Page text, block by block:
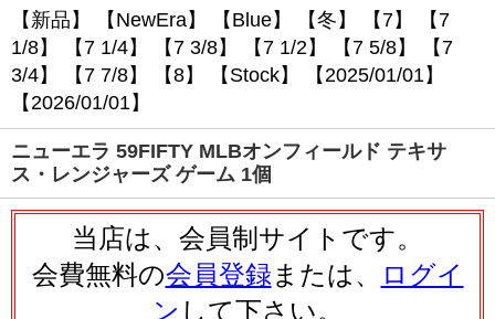
【新品】 【NewEra】 【Blue】 【冬】 【7】
【7
1/8】
【7 1/4】 【7 3/8】 【7 1/2】 【7 5/8】
【7
3/4】
【7 7/8】 【8】 【Stock】
【2025/01/01】
【2026/01/01】
ニューエラ 59FIFTY MLBオンフィールド テキサ
ス・レンジャーズ ゲーム 1個
当店は、会員制サイトです。
会費無料の会員登録または、
ログイ
ン して下さい。